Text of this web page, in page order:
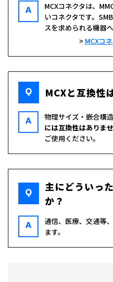
A
MCXコネクタは、
いコネクタです。
スを求められる機器
MCXコ
Q MCXと互換性
A 物理サイズ・嵌合構
には互換性はありま
ご使用ください。
Q
主にどういっ
か？
A
通信、医療、交通等
ます。